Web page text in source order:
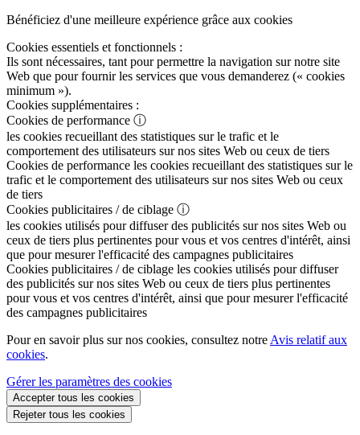
Bénéficiez d'une meilleure expérience grâce aux cookies
Cookies essentiels et fonctionnels :
Ils sont nécessaires, tant pour permettre la navigation sur notre site
Web que pour fournir les services que vous demanderez (« cookies
minimum »).
Cookies supplémentaires :
Cookies de performance ⓘ
les cookies recueillant des statistiques sur le trafic et le
comportement des utilisateurs sur nos sites Web ou ceux de tiers
Cookies de performance les cookies recueillant des statistiques sur le
trafic et le comportement des utilisateurs sur nos sites Web ou ceux
de tiers
Cookies publicitaires / de ciblage ⓘ
les cookies utilisés pour diffuser des publicités sur nos sites Web ou
ceux de tiers plus pertinentes pour vous et vos centres d'intérêt, ainsi
que pour mesurer l'efficacité des campagnes publicitaires
Cookies publicitaires / de ciblage les cookies utilisés pour diffuser
des publicités sur nos sites Web ou ceux de tiers plus pertinentes
pour vous et vos centres d'intérêt, ainsi que pour mesurer l'efficacité
des campagnes publicitaires
Pour en savoir plus sur nos cookies, consultez notre Avis relatif aux
cookies.
Gérer les paramètres des cookies
Accepter tous les cookies
Rejeter tous les cookies